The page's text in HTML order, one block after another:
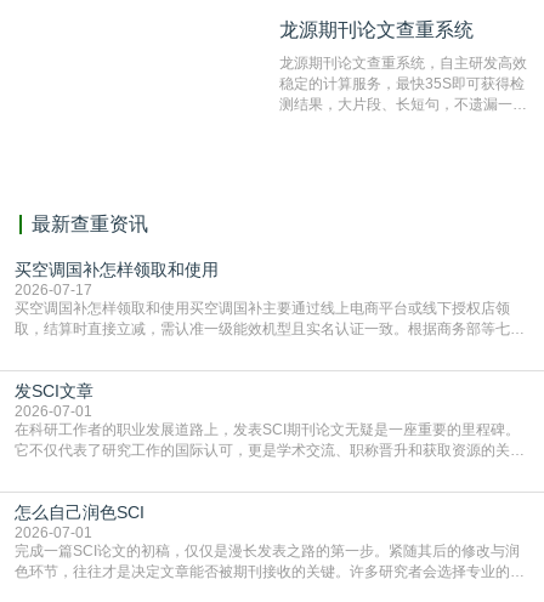
编辑部检测来稿和已发表的文献,检测
测时注意填写第一作者,才能排除已发
表文献复制比。（限制字符数1万）
龙源期刊论文查重系统
龙源期刊论文查重系统，自主研发高效
稳定的计算服务，最快35S即可获得检
测结果，大片段、长短句，不遗漏一处
最新查重资讯
买空调国补怎样领取和使用
2026-07-17
买空调国补怎样领取和使用买空调国补主要通过线上电商平台或线下授权店领
取，结算时直接立减‌，需认准一级能效机型且实名认证一致。根据商务部等七部
能领到补贴首选‌京东APP‌搜索专属口令(如【家电补贴1637】、【国补立省
4949】等，口令会随活动更新，以页面显示为准)进入补贴专场。淘宝/天猫也可
复制粘贴【8$FKFGgJq
发SCI文章
2026-07-01
在科研工作者的职业发展道路上，发表SCI期刊论文无疑是一座重要的里程碑。
它不仅代表了研究工作的国际认可，更是学术交流、职称晋升和获取资源的关键
战与困惑。从选题立意到投稿回应，每一步都需要精心的策略与扎实的工作。本
篇AEIC学术交流中心小编就为大家介绍“发SCI文章”。一、精准定位是成功的第
一步发表SCI文章，首要解决的问题是“投
怎么自己润色SCI
2026-07-01
完成一篇SCI论文的初稿，仅仅是漫长发表之路的第一步。紧随其后的修改与润
色环节，往往才是决定文章能否被期刊接收的关键。许多研究者会选择专业的语